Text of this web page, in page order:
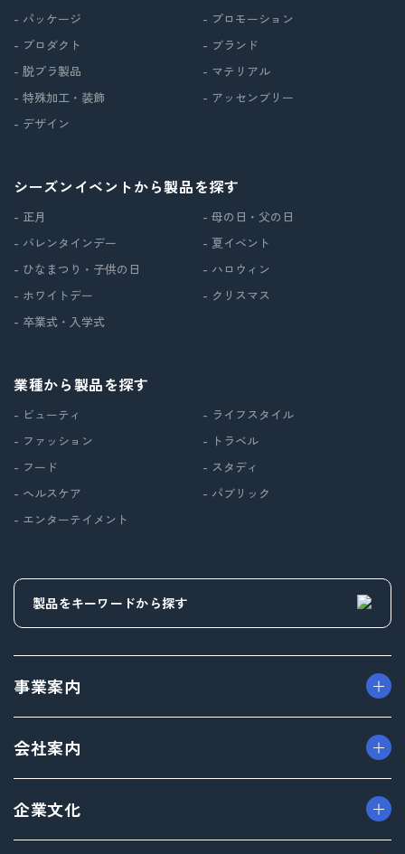
- パッケージ
- プロダクト
- 脱プラ製品
- 特殊加工・装飾
- デザイン
- プロモーション
- ブランド
- マテリアル
- アッセンブリー
シーズンイベントから製品を探す
- 正月
- バレンタインデー
- ひなまつり・子供の日
- ホワイトデー
- 卒業式・入学式
- 母の日・父の日
- 夏イベント
- ハロウィン
- クリスマス
業種から製品を探す
- ビューティ
- ファッション
- フード
- ヘルスケア
- エンターテイメント
- ライフスタイル
- トラベル
- スタディ
- パブリック
事業案内
> プロダクト事業
> デザイン事業
> マテリアル事業
会社案内
> フィロソフィ
企業文化